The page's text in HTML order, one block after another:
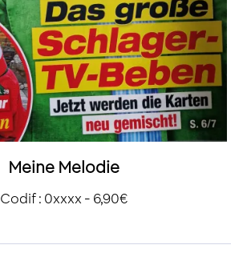
Meine Melodie
Codif : 0xxxx - 6,90€